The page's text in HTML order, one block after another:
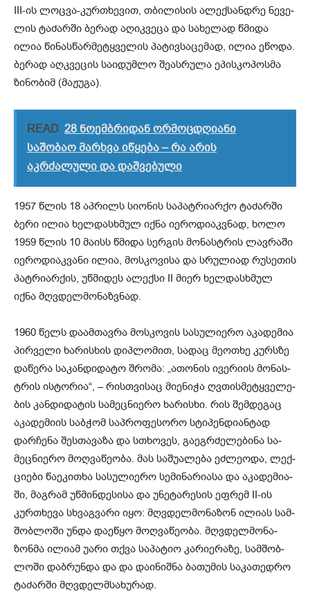
III-ის ლოც­ვა-კურ­თხე­ვით, თბი­ლი­სის ალექ­სან­დრე ნე­ვე­
ლის ტა­ძარ­ში ბე­რად აღიკ­ვე­ცა და სა­ხე­ლად წმი­და
ილია წი­ნას­წარ­მე­ტყვე­ლის პა­ტივ­სა­ცე­მად, ილია ეწო­და.
ბე­რად აღ­კვე­ცის სა­ი­დუმ­ლო შე­ას­რუ­ლა ეპის­კო­პოს­მა
ზი­ნო­ბიმ (მა­ჟუ­გა).
READ 28 ნოემბრიდან ორმოცდღიანი
საშობაო მარხვა იწყება – რა არის
აკრძალული და დაშვებული
1957 წლის 18 აპ­რილს სი­ო­ნის სა­პატ­რი­არ­ქო ტა­ძარ­ში
ბერი ილია ხელ­დას­ხმულ იქნა იე­რო­დი­აკ­ვნად, ხოლო
1959 წლის 10 მა­ისს წმი­და სერ­გის მო­ნას­ტრის ლავ­რა­ში
იე­რო­დი­აკ­ვა­ნი ილია, მოს­კო­ვი­სა და სრუ­ლი­ად რუ­სე­თის
პატ­რი­არ­ქის, უწ­მი­დეს ალექ­სი II მიერ ხელ­დას­ხმულ
იქნა მღვდელ­მო­ნაზვნად.
1960 წელს და­ამ­თავ­რა მოს­კო­ვის სა­სუ­ლი­ე­რო აკა­დე­მია
პირ­ვე­ლი ხა­რის­ხის დიპ­ლო­მით, სა­დაც მე­ო­თხე კურ­სზე
და­წე­რა სა­კან­დი­და­ტო შრო­მა: „ათო­ნის ივე­რი­ის მო­ნას­
ტრის ის­ტო­რია“, – რის­თვი­საც მი­ე­ნი­ჭა ღვთის­მე­ტყვე­ლე­
ბის კან­დი­და­ტის სა­მეც­ნი­ე­რო ხა­რის­ხი. რის შემ­დე­გაც
აკა­დე­მი­ის საბ­ჭომ საპრო­ფე­სო­რო სტი­პენ­დი­ან­ტად
დარ­ჩე­ნა შეს­თა­ვა­ზა და სთხო­ვეს, გა­ეგ­რძე­ლე­ბი­ნა სა­
მეც­ნი­ე­რო მოღ­ვა­წე­ო­ბა. მას სა­შუ­ა­ლე­ბა ეძ­ლე­ო­და, ლექ­
ცი­ე­ბი წა­ე­კი­თხა სა­სუ­ლი­ე­რო სე­მი­ნა­რი­ა­სა და აკა­დე­მი­ა­
ში, მაგ­რამ უწ­მინ­დე­სი­სა და უნე­ტა­რე­სის ეფ­რემ II-ის
კურ­თხე­ვა სხვაგ­ვა­რი იყო: მღვდელ­მო­ნა­ზონ ილი­ას სამ­
შობ­ლო­ში უნდა და­ე­წყო მოღ­ვა­წე­ო­ბა. მღვდელ­მო­ნა­
ზონ­მა ილი­ამ უარი თქვა სა­პა­ტიო კა­რი­ე­რა­ზე, სამ­შობ­
ლო­ში დაბ­რუნ­და და და და­ი­ნიშ­ნა ბა­თუ­მის სა­კა­თედ­რო
ტა­ძარ­ში მღვდელმსა­ხუ­რად.